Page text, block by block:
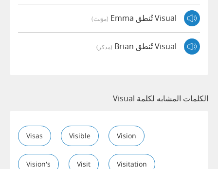
Visual تُنطق Emma (مؤنث)
Visual تُنطق Brian (مذكر)
الكلمات المشابه لكلمة Visual
Visas Visible Vision
Vision's Visit Visitation